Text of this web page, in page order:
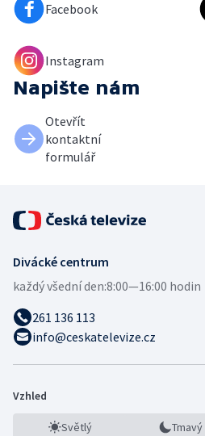
Facebook
Instagram
Napište nám
Otevřít
kontaktní
formulář
Divácké centrum
každý všední den:8:00—16:00 hodin
261 136 113
info@ceskatelevize.cz
Vzhled
Světlý Tmavý